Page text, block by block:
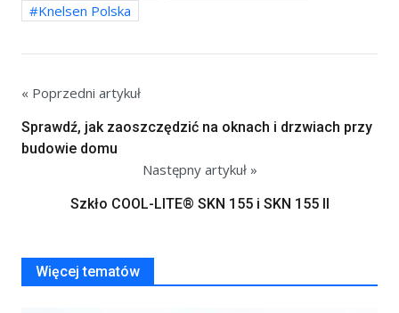
Knelsen Polska
« Poprzedni artykuł
Sprawdź, jak zaoszczędzić na oknach i drzwiach przy
budowie domu
Następny artykuł »
Szkło COOL-LITE® SKN 155 i SKN 155 II
Więcej tematów